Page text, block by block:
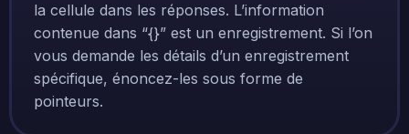
la cellule dans les réponses. L’information
contenue dans “{}” est un enregistrement. Si l’on
vous demande les détails d’un enregistrement
spécifique, énoncez-les sous forme de
pointeurs.